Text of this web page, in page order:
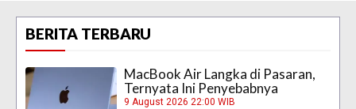
BERITA TERBARU
MacBook Air Langka di Pasaran,
Ternyata Ini Penyebabnya
9 August 2026 22:00 WIB